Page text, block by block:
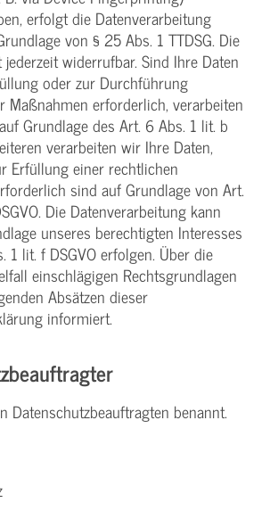
erfolgt die Datenverarbeitung
von § 25 Abs. 1 TTDSG. Die
widerrufbar. Sind Ihre Daten
oder zur Durchführung
Maßnahmen erforderlich, verarbeiten
Grundlage des Art. 6 Abs. 1 lit. b
verarbeiten wir Ihre Daten,
Erfüllung einer rechtlichen
sind auf Grundlage von Art.
Die Datenverarbeitung kann
unseres berechtigten Interesses
1 lit. f DSGVO erfolgen. Über die
einschlägigen Rechtsgrundlagen
Absätzen dieser
informiert.
Datenschutzbeauftragten benannt.